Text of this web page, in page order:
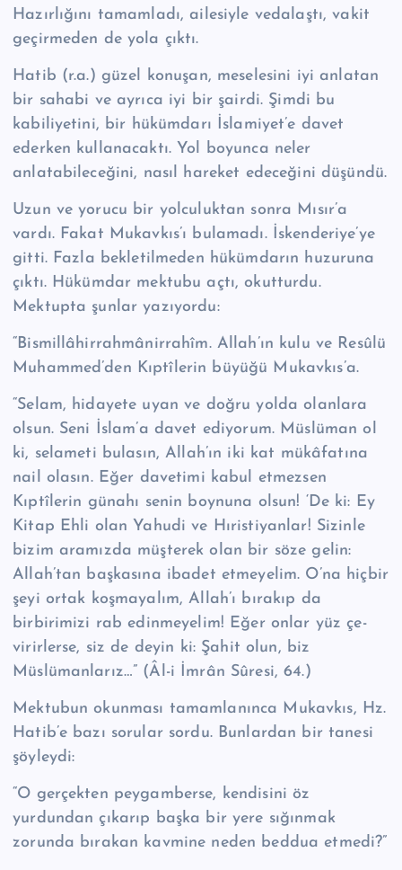
Hazırlığını tamamladı, ailesiyle vedalaştı, vakit
geçirmeden de yo­la çıktı.
Hatib (r.a.) güzel konuşan, meselesini iyi anlatan
bir sahabi ve ayrıca iyi bir şairdi. Şimdi bu
kabiliyetini, bir hükümdarı İslamiyet’e davet
ederken kullana­caktı. Yol boyunca neler
anlatabileceğini, nasıl hareket edeceğini düşündü.
Uzun ve yorucu bir yolculuktan sonra Mısır’a
vardı. Fakat Mukavkıs’ı bula­madı. İs­kenderiye’ye
gitti. Fazla bekletilmeden hükümdarın huzuruna
çıktı. Hükümdar mektubu açtı, okutturdu.
Mektupta şunlar yazıyordu:
“Bismillâhirrahmânirrahîm. Allah’ın kulu ve Resûlü
Muhammed’den Kıptîlerin büyüğü Mukavkıs’a.
“Selam, hidayete uyan ve doğru yolda olanlara
olsun. Seni İslam’a davet edi­yorum. Müslüman ol
ki, selameti bulasın, Allah’ın iki kat mükâfatına
nail ola­sın. Eğer davetimi kabul etmezsen
Kıptîlerin günahı senin boynuna olsun! ‘De ki: Ey
Kitap Ehli olan Yahudi ve Hıristiyanlar! Sizinle
bizim aramızda müşterek olan bir söze gelin:
Allah’tan başkasına ibadet etmeyelim. O’na hiçbir
şeyi ortak koşmayalım, Allah’ı bırakıp da
birbirimizi rab edinmeyelim! Eğer onlar yüz çe­
virirlerse, siz de deyin ki: Şahit olun, biz
Müslümanlarız…” (Âl-i İmrân Sûresi, 64.)
Mektubun okunması tamamlanınca Mukavkıs, Hz.
Hatib’e bazı sorular sordu. Bunlardan bir tanesi
şöyleydi:
“O gerçekten peygamberse, kendisini öz
yurdundan çıkarıp başka bir yere sı­ğınmak
zorunda bırakan kavmine neden beddua etmedi?”